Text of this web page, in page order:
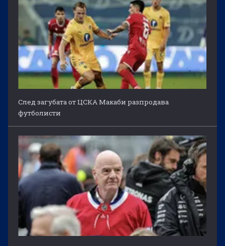
След загубата от ЦСКА Макаби разпродава
футболисти